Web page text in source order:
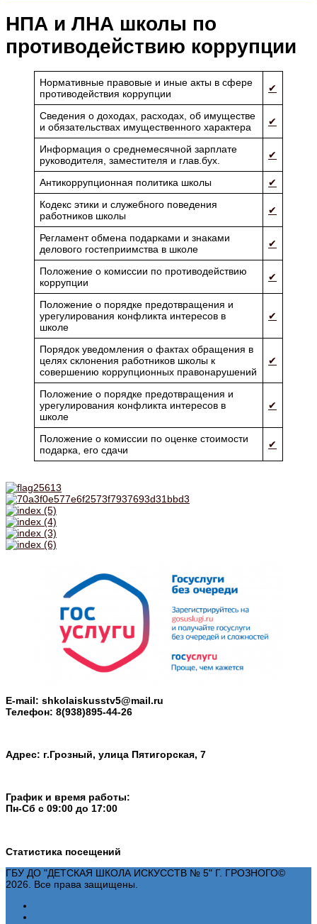
НПА и ЛНА школы по
противодействию коррупции
Нормативные правовые и иные акты в сфере
противодействия коррупции
✔
Сведения о доходах, расходах, об имуществе
и обязательствах имущественного характера
✔
Информация о среднемесячной зарплате
руководителя, заместителя и глав.бух.
✔
Антикоррупционная политика школы
✔
Кодекс этики и служебного поведения
работников школы
✔
Регламент обмена подарками и знаками
делового гостеприимства в школе
✔
Положение о комиссии по противодействию
коррупции
✔
Положение о порядке предотвращения и
урегулирования конфликта интересов в
школе
✔
Порядок уведомления о фактах обращения в
целях склонения работников школы к
совершению коррупционных правонарушений
✔
Положение о порядке предотвращения и
урегулирования конфликта интересов в
школе
✔
Положение о комиссии по оценке стоимости
подарка, его сдачи
✔
E-mail: shkolaiskusstv5@mail.ru
Телефон: 8(938)895-44-26
Адрес: г.Грозный, улица Пятигорская, 7
График и время работы:
Пн-Cб с 09:00 до 17:00
Статистика посещений
ГБУ ДО "ДЕТСКАЯ ШКОЛА ИСКУССТВ № 5" Г. ГРОЗНОГО©
2026. Все права защищены.